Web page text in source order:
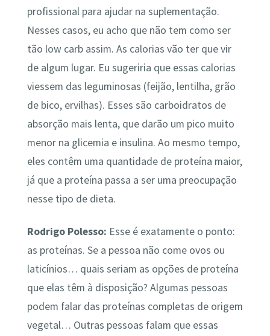
profissional para ajudar na suplementação.
Nesses casos, eu acho que não tem como ser
tão low carb assim. As calorias vão ter que vir
de algum lugar. Eu sugeriria que essas calorias
viessem das leguminosas (feijão, lentilha, grão
de bico, ervilhas). Esses são carboidratos de
absorção mais lenta, que darão um pico muito
menor na glicemia e insulina. Ao mesmo tempo,
eles contêm uma quantidade de proteína maior,
já que a proteína passa a ser uma preocupação
nesse tipo de dieta.
Rodrigo Polesso: Esse é exatamente o ponto:
as proteínas. Se a pessoa não come ovos ou
laticínios… quais seriam as opções de proteína
que elas têm à disposição? Algumas pessoas
podem falar das proteínas completas de origem
vegetal… Outras pessoas falam que essas